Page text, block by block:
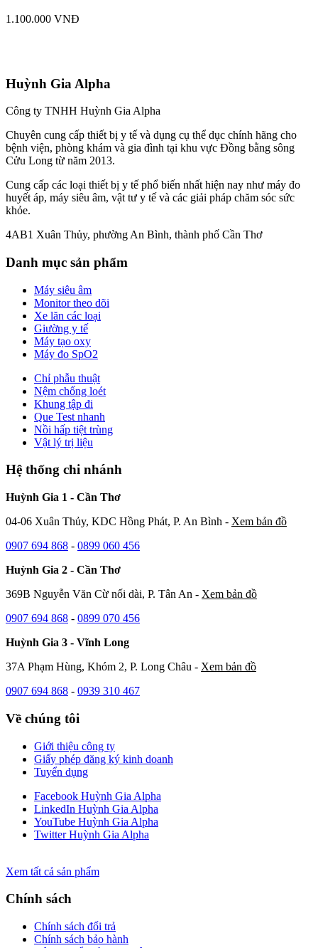
1.100.000 VNĐ
Huỳnh Gia Alpha
Công ty TNHH Huỳnh Gia Alpha
Chuyên cung cấp thiết bị y tế và dụng cụ thể dục chính hãng cho
bệnh viện, phòng khám và gia đình tại khu vực Đồng bằng sông
Cửu Long từ năm 2013.
Cung cấp các loại thiết bị y tế phổ biến nhất hiện nay như máy đo
huyết áp, máy siêu âm, vật tư y tế và các giải pháp chăm sóc sức
khỏe.
4AB1 Xuân Thủy, phường An Bình, thành phố Cần Thơ
Danh mục sản phẩm
Máy siêu âm
Monitor theo dõi
Xe lăn các loại
Giường y tế
Máy tạo oxy
Máy đo SpO2
Chỉ phẫu thuật
Nệm chống loét
Khung tập đi
Que Test nhanh
Nồi hấp tiệt trùng
Vật lý trị liệu
Hệ thống chi nhánh
Huỳnh Gia 1 - Cần Thơ
04-06 Xuân Thủy, KDC Hồng Phát, P. An Bình - Xem bản đồ
0907 694 868 - 0899 060 456
Huỳnh Gia 2 - Cần Thơ
369B Nguyễn Văn Cừ nối dài, P. Tân An - Xem bản đồ
0907 694 868 - 0899 070 456
Huỳnh Gia 3 - Vĩnh Long
37A Phạm Hùng, Khóm 2, P. Long Châu - Xem bản đồ
0907 694 868 - 0939 310 467
Về chúng tôi
Giới thiệu công ty
Giấy phép đăng ký kinh doanh
Tuyển dụng
Facebook Huỳnh Gia Alpha
LinkedIn Huỳnh Gia Alpha
YouTube Huỳnh Gia Alpha
Twitter Huỳnh Gia Alpha
Xem tất cả sản phẩm
Chính sách
Chính sách đổi trả
Chính sách bảo hành